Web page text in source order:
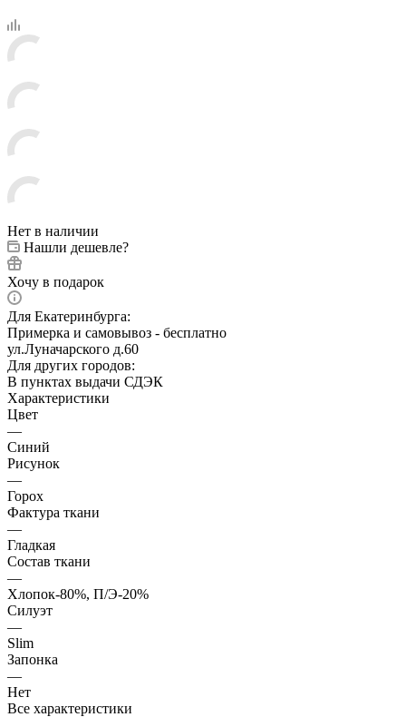
Нет в наличии
Нашли дешевле?
Хочу в подарок
Для Екатеринбурга:
Примерка и самовывоз - бесплатно
ул.Луначарского д.60
Для других городов:
В пунктах выдачи СДЭК
Характеристики
Цвет
—
Синий
Рисунок
—
Горох
Фактура ткани
—
Гладкая
Состав ткани
—
Хлопок-80%, П/Э-20%
Силуэт
—
Slim
Запонка
—
Нет
Все характеристики